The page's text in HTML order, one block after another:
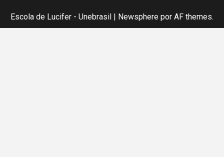
Escola de Lucifer - Unebrasil Newsphere por AF themes.